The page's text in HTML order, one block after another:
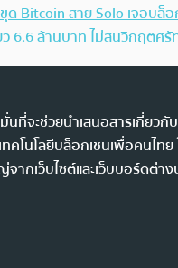
ด Bitcoin สาย Solo เจอบล็
ว 6.6 ล้านบาท ไม่สนวิกฤตศรั
ที่จะช่วยนำเสนอสารเกี่ยวกับ
คโนโลยีบล็อกเชนเพื่อคนไทย
กเว็บไซต์และเว็บบอร์ดต่าง